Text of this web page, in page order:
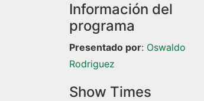
Información del
programa
Presentado por: Oswaldo
Rodriguez
Show Times